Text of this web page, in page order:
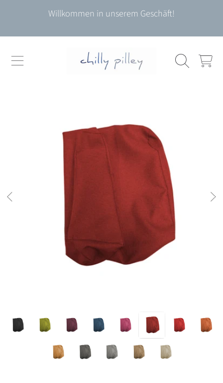
DIREKT ZUM INHALT
Willkommen in unserem Geschäft!